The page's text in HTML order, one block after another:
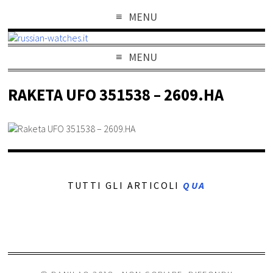
MENU
MENU
RAKETA UFO 351538 – 2609.HA
TUTTI GLI ARTICOLI QUA